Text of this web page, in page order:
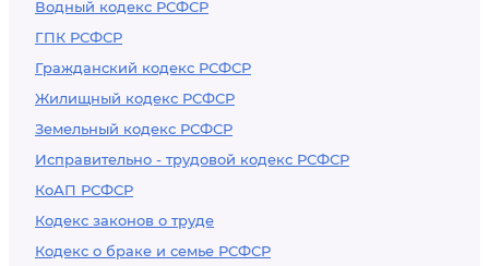
Водный кодекс РСФСР
ГПК РСФСР
Гражданский кодекс РСФСР
Жилищный кодекс РСФСР
Земельный кодекс РСФСР
Исправительно - трудовой кодекс РСФСР
КоАП РСФСР
Кодекс законов о труде
Кодекс о браке и семье РСФСР